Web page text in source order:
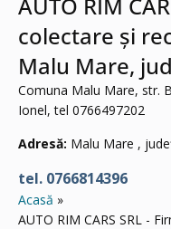
colectare și
Malu Mare,
Comuna Malu Mare, str.
Ionel, tel 0766497202
Adresă: Malu Mare ,
tel. 0766814396
Acasă
AUTO RIM CARS SRL -